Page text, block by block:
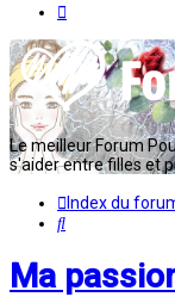
Le meilleur Forum
s'aider entre filles et
Index du
Rechercher
Ma